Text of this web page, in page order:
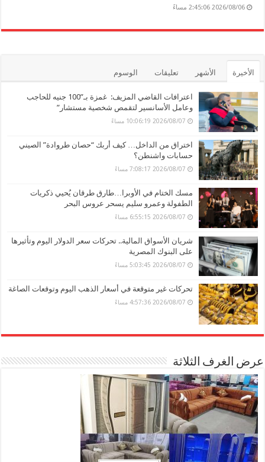
2026/08/06 2:45:06 مساءً
الأخيرة الأشهر تعليقات الوسوم
اعترافات القاضي المزيف: غمزة بـ”100 جنيه للحاجب
وعامل الأسانسير لتقمص شخصية مستشار”
2026/08/07 10:06:19 مساءً
اختراق من الداخل… كيف أربك “حصان طروادة” الصيني
حسابات واشنطن؟
2026/08/07 7:08:17 مساءً
مسك الختام في الأوبرا…طارق طرقان يُحيي ذكريات
الطفولة وعمرو سليم يسحر عروس البحر
2026/08/07 6:55:15 مساءً
شريان الأسواق المالية.. تحركات سعر الدولار اليوم وتأثيرها
على البنوك المصرية
2026/08/07 5:03:45 مساءً
تحركات غير متوقعة في أسعار الذهب اليوم وتوقعات الصاغة
2026/08/07 4:57:36 مساءً
عرض الغرف الثلاثة